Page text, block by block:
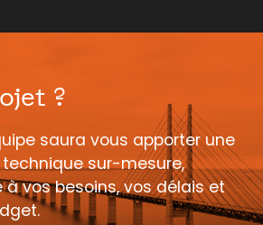
?
saura vous apporter une
sur-mesure,
vos besoins, vos délais et